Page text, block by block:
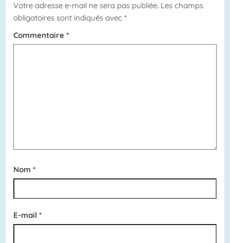
Votre adresse e-mail ne sera pas publiée. Les champs
obligatoires sont indiqués avec*
Commentaire*
Nom*
E-mail*